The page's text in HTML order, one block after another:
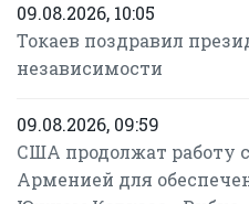
09.08.2026, 10:05
Токаев поздравил
независимости
09.08.2026, 09:59
США продолжат работу
Арменией для